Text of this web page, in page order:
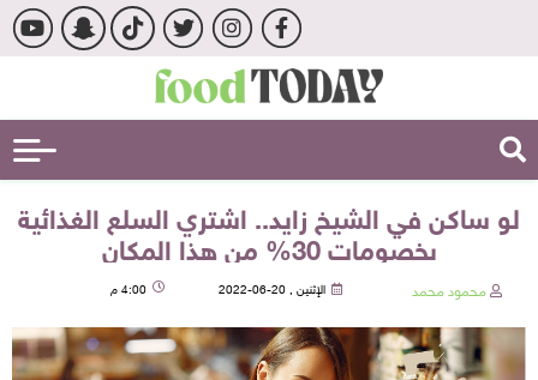
لو ساكن في الشيخ زايد.. اشتري السلع الغذائية
بخصومات 30% من هذا المكان
محمود محمد الإثنين , 20-06-2022 4:00 م